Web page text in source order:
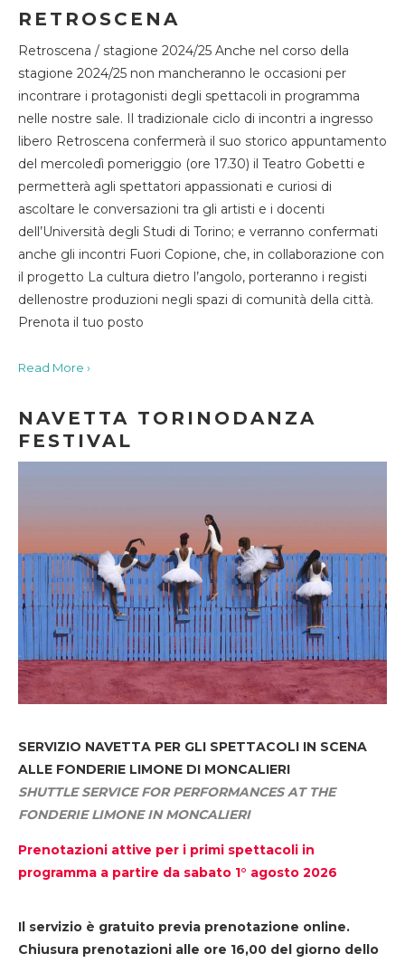
RETROSCENA
Retroscena / stagione 2024/25 Anche nel corso della
stagione 2024/25 non mancheranno le occasioni per
incontrare i protagonisti degli spettacoli in programma
nelle nostre sale. Il tradizionale ciclo di incontri a ingresso
libero Retroscena confermerà il suo storico appuntamento
del mercoledì pomeriggio (ore 17.30) il Teatro Gobetti e
permetterà agli spettatori appassionati e curiosi di
ascoltare le conversazioni tra gli artisti e i docenti
dell’Università degli Studi di Torino; e verranno confermati
anche gli incontri Fuori Copione, che, in collaborazione con
il progetto La cultura dietro l’angolo, porteranno i registi
dellenostre produzioni negli spazi di comunità della città.
Prenota il tuo posto
Read More ›
NAVETTA TORINODANZA
FESTIVAL
SERVIZIO NAVETTA PER GLI SPETTACOLI IN SCENA
ALLE FONDERIE LIMONE DI MONCALIERI
SHUTTLE SERVICE FOR PERFORMANCES AT THE
FONDERIE LIMONE IN MONCALIERI
Prenotazioni attive per i primi spettacoli in
programma a partire da sabato 1° agosto 2026
Il servizio è gratuito previa prenotazione online.
Chiusura prenotazioni alle ore 16,00 del giorno dello